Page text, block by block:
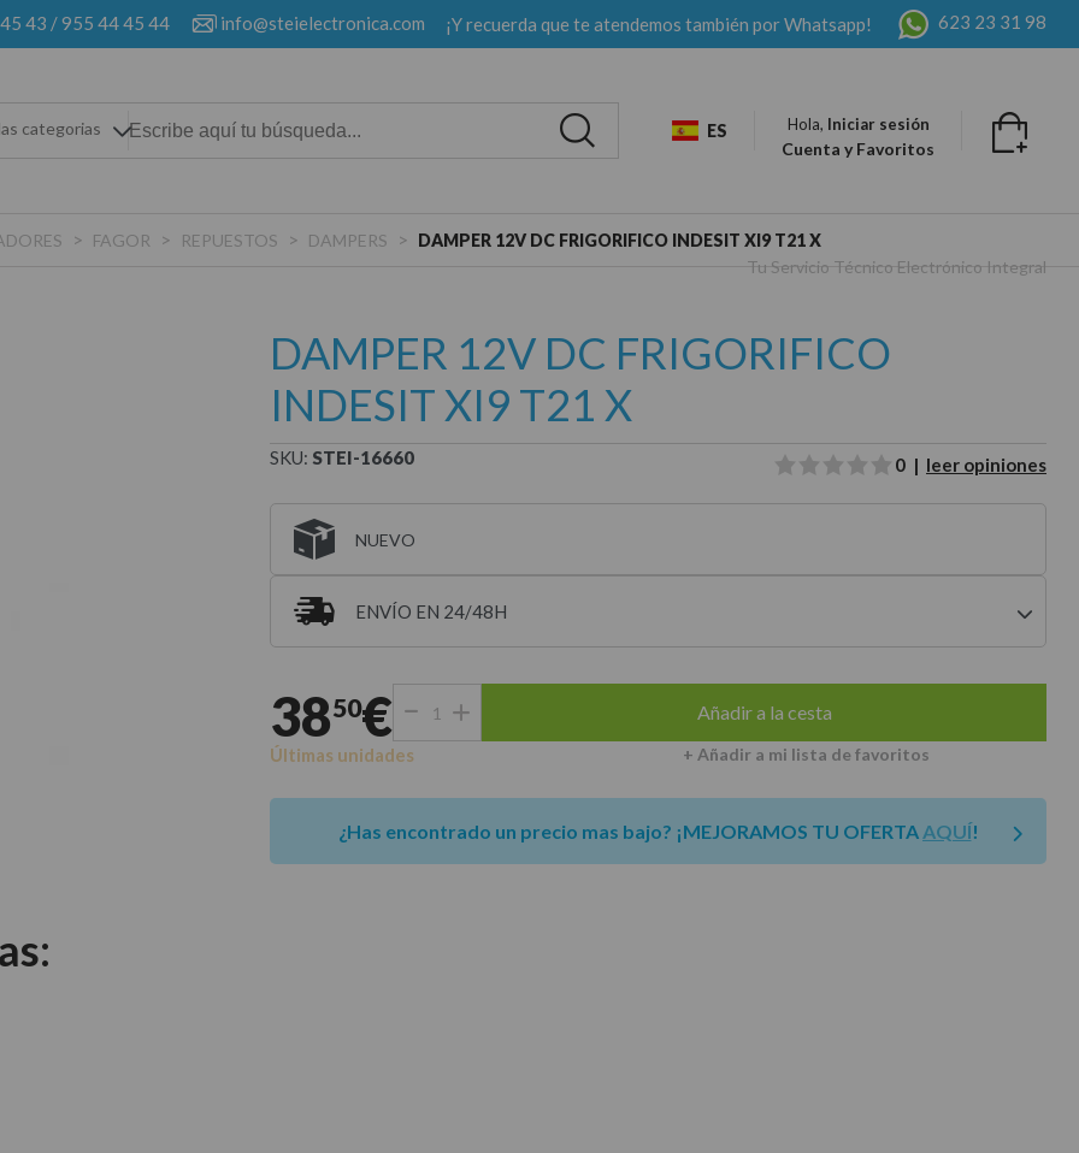
43 /955 44 45 44 info@steielectronica.com ¡Y recuerda que te atendemos también por Whatsapp! 623 23 31 98
categorias ES Hola, Iniciar sesión
Cuenta y Favoritos
> FAGOR > REPUESTOS > DAMPERS > DAMPER 12V DC FRIGORIFICO INDESIT XI9 T21 X
Tu Servicio Técnico Electrónico Integral
DAMPER 12V DC FRIGORIFICO
INDESIT XI9 T21 X
SKU: STEI-16660 0 | leer opiniones
NUEVO
ENVÍO EN 24/48H
3850€ Añadir a la cesta
Últimas unidades + Añadir a mi lista de favoritos
¿Has encontrado un precio mas bajo? ¡MEJORAMOS TU OFERTA AQUÍ!